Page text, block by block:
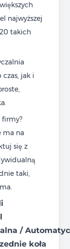
najwyższej
takich
jak i
firmy?
ma na
się z
taki,
/
koła